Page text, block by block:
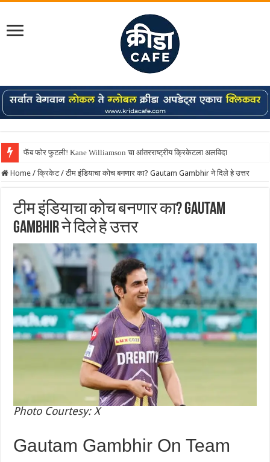
फॅब फोर फुटली! Kane Williamson चा आंतरराष्ट्रीय क्रिकेटला अलविदा
Home / क्रिकेट / टीम इंडियाचा कोच बनणार का? Gautam Gambhir ने दिले हे उत्तर
टीम इंडियाचा कोच बनणार का? Gautam
Gambhir ने दिले हे उत्तर
Photo Courtesy: X
Gautam Gambhir On Team